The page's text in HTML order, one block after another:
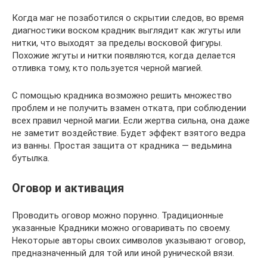
Когда маг не позаботился о скрытии следов, во время
диагностики воском крадник выглядит как жгуты или
нитки, что выходят за пределы восковой фигуры.
Похожие жгуты и нитки появляются, когда делается
отливка тому, кто пользуется черной магией.
С помощью крадника возможно решить множество
проблем и не получить взамен отката, при соблюдении
всех правил черной магии. Если жертва сильна, она даже
не заметит воздействие. Будет эффект взятого ведра
из ванны. Простая защита от крадника — ведьмина
бутылка.
Оговор и активация
Проводить оговор можно порунно. Традиционные
указанные Крадники можно оговаривать по своему.
Некоторые авторы своих символов указывают оговор,
предназначенный для той или иной рунической вязи.